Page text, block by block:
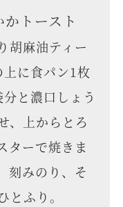
トースト
胡麻油ティー
に食パン1枚
と濃口しょう
、上からとろ
ターで焼きま
刻みのり、そ
とふり。